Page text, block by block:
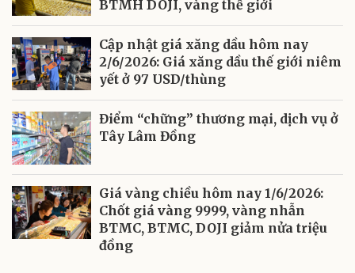
BTMH DOJI, vàng thế giới
Cập nhật giá xăng dầu hôm nay
2/6/2026: Giá xăng dầu thế giới niêm
yết ở 97 USD/thùng
Điểm “chững” thương mại, dịch vụ ở
Tây Lâm Đồng
Giá vàng chiều hôm nay 1/6/2026:
Chốt giá vàng 9999, vàng nhẫn
BTMC, BTMC, DOJI giảm nửa triệu
đồng